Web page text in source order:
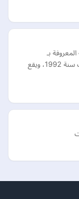
بـ
روسكوزموس وهي وكالة فضائية روسية أسست سنة 1992، ويقع